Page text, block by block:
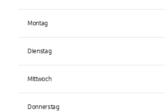
Montag
Dienstag
Mittwoch
Donnerstag